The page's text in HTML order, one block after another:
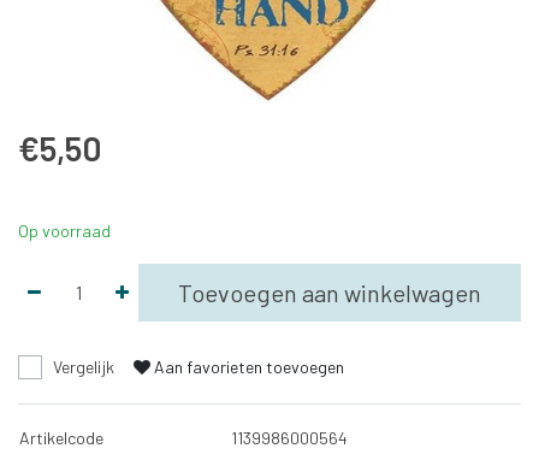
€5,50
Op voorraad
Toevoegen aan winkelwagen
Vergelijk Aan favorieten toevoegen
Artikelcode
1139986000564